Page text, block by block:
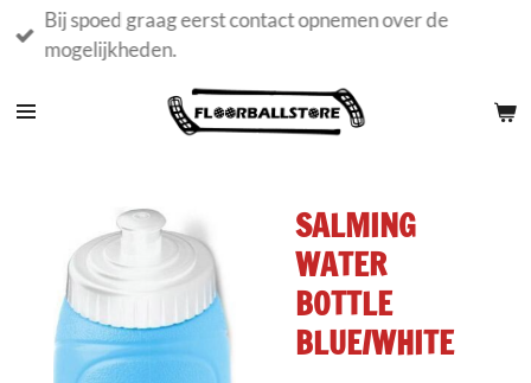
Ga
direct
de
Bij spoed graag eerst contact opnemen over de
mogelijkheden.
SALMING
WATER
BOTTLE
BLUE/WHITE